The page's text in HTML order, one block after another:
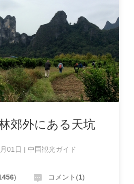
郊外にある天坑
01日 | 中国観光ガイド
) コメント(1)